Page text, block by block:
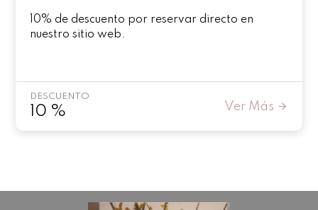
10% de descuento por reservar directo en
nuestro sitio web.
DESCUENTO
10 % Ver Más